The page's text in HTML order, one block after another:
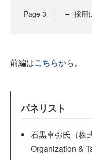
Page 3 採用
前編はこちらから。
パネリスト
石黒卓弥氏（株
Organization &